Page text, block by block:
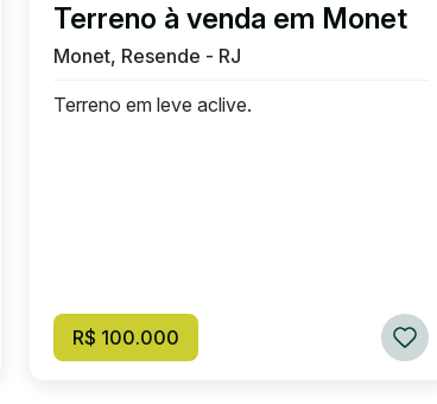
Terreno à venda em Monet
Monet, Resende - RJ
Terreno em leve aclive.
R$ 100.000